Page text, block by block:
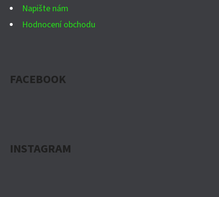
Napište nám
Hodnocení obchodu
FACEBOOK
INSTAGRAM